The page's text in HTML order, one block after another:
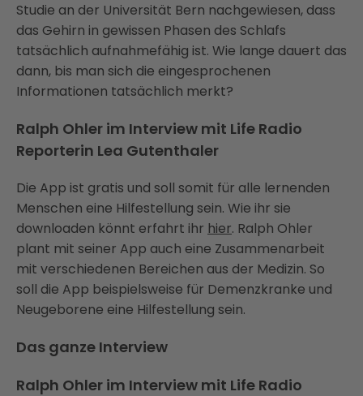
Studie an der Universität Bern nachgewiesen, dass
das Gehirn in gewissen Phasen des Schlafs
tatsächlich aufnahmefähig ist. Wie lange dauert das
dann, bis man sich die eingesprochenen
Informationen tatsächlich merkt?
Ralph Ohler im Interview mit Life Radio
Reporterin Lea Gutenthaler
Die App ist gratis und soll somit für alle lernenden
Menschen eine Hilfestellung sein. Wie ihr sie
downloaden könnt erfahrt ihr hier. Ralph Ohler
plant mit seiner App auch eine Zusammenarbeit
mit verschiedenen Bereichen aus der Medizin. So
soll die App beispielsweise für Demenzkranke und
Neugeborene eine Hilfestellung sein.
Das ganze Interview
Ralph Ohler im Interview mit Life Radio